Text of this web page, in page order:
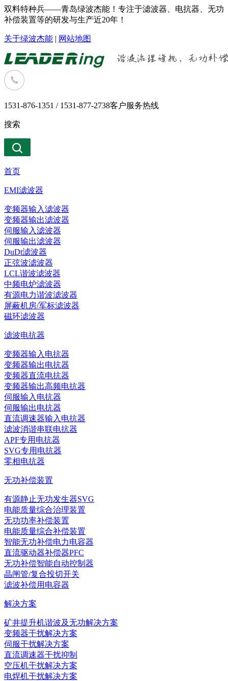
双料特种兵——青岛绿波杰能！专注于滤波器、电抗器、无功
补偿装置等的研发与生产近20年！
关于绿波杰能 | 网站地图
1531-876-1351 / 1531-877-2738客户服务热线
搜索
首页
EMI滤波器
变频器输入滤波器
变频器输出滤波器
伺服输入滤波器
伺服输出滤波器
DuDt滤波器
正弦波滤波器
LCL谐波滤波器
中频电炉滤波器
有源电力谐波滤波器
屏蔽机房/军标滤波器
磁环滤波器
滤波电抗器
变频器输入电抗器
变频器输出电抗器
变频器直流电抗器
变频器输出高频电抗器
伺服输入电抗器
伺服输出电抗器
直流调速器输入电抗器
滤波消谐串联电抗器
APF专用电抗器
SVG专用电抗器
零相电抗器
无功补偿装置
有源静止无功发生器SVG
电能质量综合治理装置
无功功率补偿装置
电能质量综合补偿装置
智能无功补偿电力电容器
直流驱动器补偿器PFC
无功补偿智能自动控制器
晶闸管/复合投切开关
滤波补偿用电容器
解决方案
矿井提升机谐波及无功解决方案
变频器干扰解决方案
伺服干扰解决方案
直流调速器干扰抑制
空压机干扰解决方案
电焊机干扰解决方案